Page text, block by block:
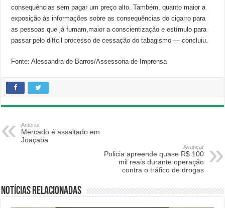
consequências sem pagar um preço alto. Também, quanto maior a
exposição às informações sobre as consequências do cigarro para
as pessoas que já fumam,maior a conscientização e estímulo para
passar pelo difícil processo de cessação do tabagismo — concluiu.
Fonte: Alessandra de Barros/Assessoria de Imprensa
Anterior
Mercado é assaltado em
Joaçaba
Avançar
Policia apreende quase R$ 100
mil reais durante operação
contra o tráfico de drogas
Notícias relacionadas